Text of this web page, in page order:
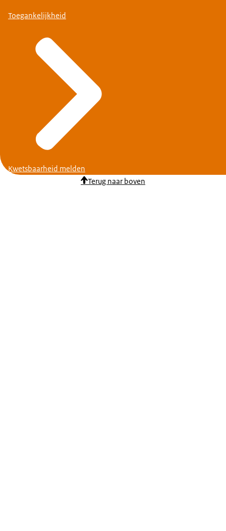
Toegankelijkheid
Kwetsbaarheid melden
Terug naar boven